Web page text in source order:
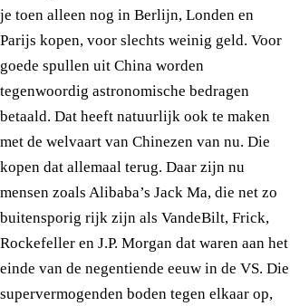
je toen alleen nog in Berlijn, Londen en
Parijs kopen, voor slechts weinig geld. Voor
goede spullen uit China worden
tegenwoordig astronomische bedragen
betaald. Dat heeft natuurlijk ook te maken
met de welvaart van Chinezen van nu. Die
kopen dat allemaal terug. Daar zijn nu
mensen zoals Alibaba’s Jack Ma, die net zo
buitensporig rijk zijn als VandeBilt, Frick,
Rockefeller en J.P. Morgan dat waren aan het
einde van de negentiende eeuw in de VS. Die
supervermogenden boden tegen elkaar op,